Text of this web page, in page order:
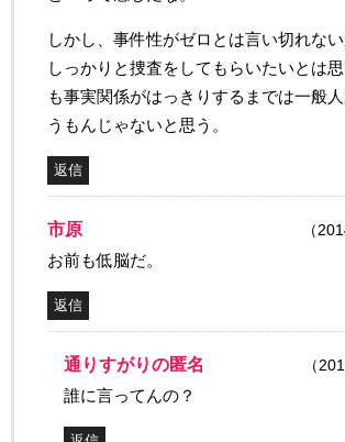
しかし、事件性がゼロとは言い切れな
しっかりと捜査をしてもらいたいとは
も事実関係がはっきりするまでは一般
うもんじゃないと思う。
返信
市原 （
お前も低脳だ。
返信
通りすがりの匿名 （
誰に言ってんの？